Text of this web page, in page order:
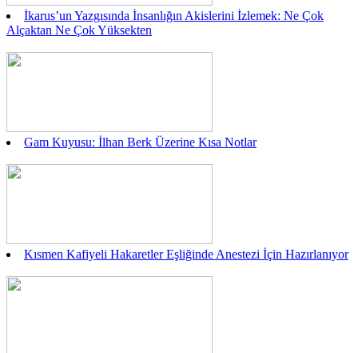
İkarus’un Yazgısında İnsanlığın Akislerini İzlemek: Ne Çok
Alçaktan Ne Çok Yüksekten
Gam Kuyusu: İlhan Berk Üzerine Kısa Notlar
Kısmen Kafiyeli Hakaretler Eşliğinde Anestezi İçin Hazırlanıyor